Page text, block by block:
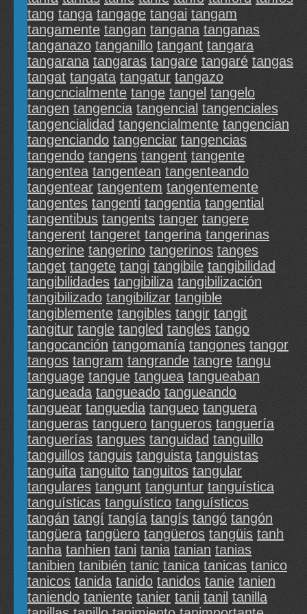
tang tanga tangage tangai tangam
tangamente tangan tangana tanganas
tanganazo tanganillo tangant tangara
tangarana tangaras tangare tangaré tangas
tangat tangata tangatur tangazo
tangcncialmente tange tangel tangelo
tangen tangencia tangencial tangenciales
tangencialidad tangencialmente tangencian
tangenciando tangenciar tangencias
tangendo tangens tangent tangente
tangentea tangentean tangenteando
tangentear tangentem tangentemente
tangentes tangenti tangentia tangential
tangentibus tangents tanger tangere
tangerent tangeret tangerina tangerinas
tangerine tangerino tangerinos tanges
tanget tangete tangi tangibile tangibilidad
tangibilidades tangibiliza tangibilización
tangibilizado tangibilizar tangible
tangiblemente tangibles tangir tangit
tangitur tangle tangled tangles tango
tangocanción tangomanía tangones tangor
tangos tangram tangrande tangre tangu
tanguage tangue tanguea tangueaban
tangueada tangueado tangueando
tanguear tanguedia tangueo tanguera
tangueras tanguero tangueros tanguería
tanguerías tangues tanguidad tanguillo
tanguillos tanguis tanguista tanguistas
tanguita tanguito tanguitos tangular
tangulares tangunt tanguntur tanguística
tanguísticas tanguístico tanguísticos
tangán tangí tangía tangís tangó tangón
tangüera tangüero tangüeros tangüis tanh
tanha tanhien tani tania tanian tanias
tanibien tanibién tanic tanica tanicas tanico
tanicos tanida tanido tanidos tanie tanien
taniendo taniente tanier tanii tanil tanilla